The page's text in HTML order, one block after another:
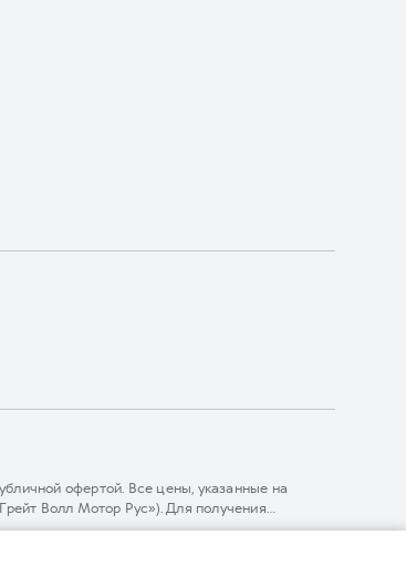
офертой. Все цены, указанные на
Волл Мотор Рус»). Для получения
511-59-86, либо на сайте. Опубликованная на